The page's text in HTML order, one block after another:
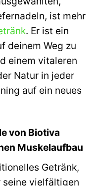
ist mehr
. Er ist ein
deinem Weg zu
einem vitaleren
Natur in jeder
auf ein neues
von Biotiva
Muskelaufbau
Getränk,
seine vielfältigen